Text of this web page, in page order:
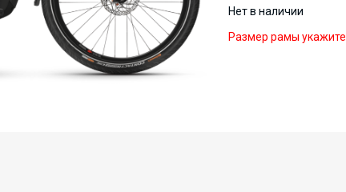
Нет в наличии
Размер рамы